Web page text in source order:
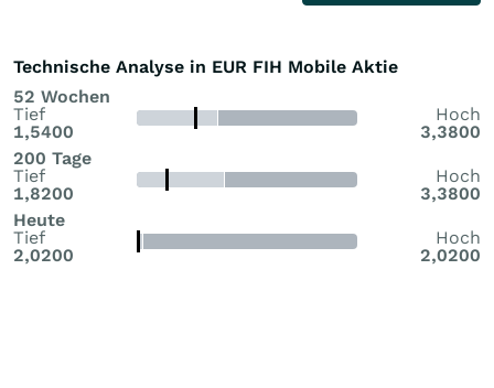
Technische Analyse in EUR FIH Mobile Aktie
52 Wochen
Tief
1,5400
Hoch
3,3800
200 Tage
Tief
1,8200
Hoch
3,3800
Heute
Tief
2,0200
Hoch
2,0200